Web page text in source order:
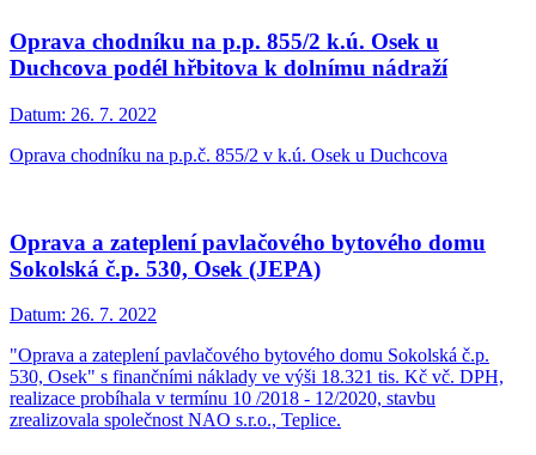
Oprava chodníku na p.p. 855/2 k.ú. Osek u
Duchcova podél hřbitova k dolnímu nádraží
Datum: 26. 7. 2022
Oprava chodníku na p.p.č. 855/2 v k.ú. Osek u Duchcova
Oprava a zateplení pavlačového bytového domu
Sokolská č.p. 530, Osek (JEPA)
Datum: 26. 7. 2022
"Oprava a zateplení pavlačového bytového domu Sokolská č.p.
530, Osek" s finančními náklady ve výši 18.321 tis. Kč vč. DPH,
realizace probíhala v termínu 10 /2018 - 12/2020, stavbu
zrealizovala společnost NAO s.r.o., Teplice.